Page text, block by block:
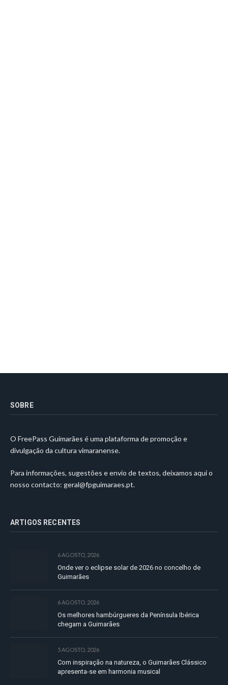
SOBRE
O FreePass Guimarães é uma plataforma de promoção e
divulgação da cultura vimaranense.
Para informações, sugestões e envio de textos, deixamos aqui o
nosso contacto: geral@fpguimaraes.pt.
ARTIGOS RECENTES
6 AGOSTO, 2026
Onde ver o eclipse solar de 2026 no concelho de
Guimarães
6 AGOSTO, 2026
Os melhores hambúrgueres da Península Ibérica
chegam a Guimarães
5 AGOSTO, 2026
Com inspiração na natureza, o Guimarães Clássico
apresenta-se em harmonia musical